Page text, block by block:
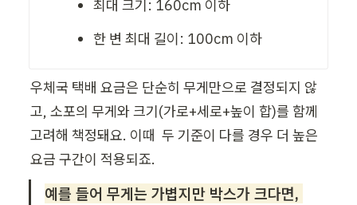
최대 크기: 160cm 이하
한 변 최대 길이: 100cm 이하
우체국 택배 요금은 단순히 무게만으로 결정되지 않
고, 소포의 무게와 크기(가로+세로+높이 합)를 함께
고려해 책정돼요. 이때  두 기준이 다를 경우 더 높은
요금 구간이 적용되죠.
예를 들어 무게는 가볍지만 박스가 크다면,